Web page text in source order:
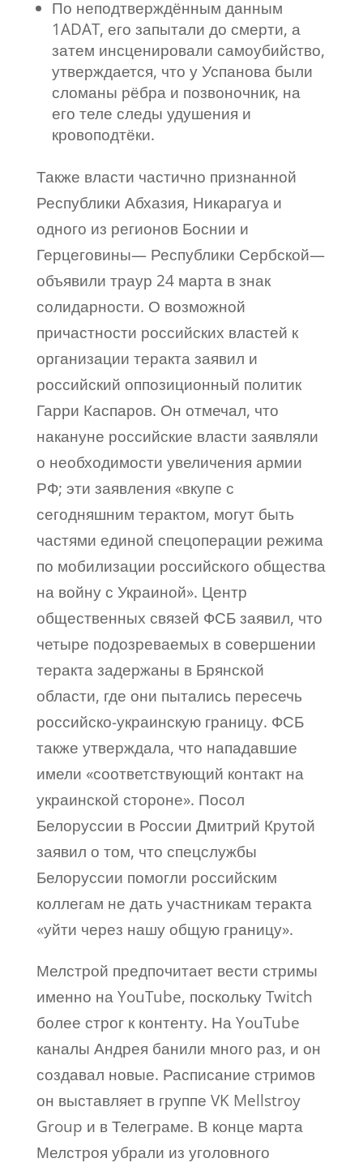
По неподтверждённым данным
1ADAT, его запытали до смерти, а
затем инсценировали самоубийство,
утверждается, что у Успанова были
сломаны рёбра и позвоночник, на
его теле следы удушения и
кровоподтёки.
Также власти частично признанной
Республики Абхазия, Никарагуа и
одного из регионов Боснии и
Герцеговины— Республики Сербской—
объявили траур 24 марта в знак
солидарности. О возможной
причастности российских властей к
организации теракта заявил и
российский оппозиционный политик
Гарри Каспаров. Он отмечал, что
накануне российские власти заявляли
о необходимости увеличения армии
РФ; эти заявления «вкупе с
сегодняшним терактом, могут быть
частями единой спецоперации режима
по мобилизации российского общества
на войну с Украиной». Центр
общественных связей ФСБ заявил, что
четыре подозреваемых в совершении
теракта задержаны в Брянской
области, где они пытались пересечь
российско-украинскую границу. ФСБ
также утверждала, что нападавшие
имели «соответствующий контакт на
украинской стороне». Посол
Белоруссии в России Дмитрий Крутой
заявил о том, что спецслужбы
Белоруссии помогли российским
коллегам не дать участникам теракта
«уйти через нашу общую границу».
Мелстрой предпочитает вести стримы
именно на YouTube, поскольку Twitch
более строг к контенту. На YouTube
каналы Андрея банили много раз, и он
создавал новые. Расписание стримов
он выставляет в группе VK Mellstroy
Group и в Телеграме. В конце марта
Мелстроя убрали из уголовного